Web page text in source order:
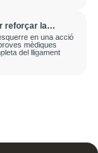
reforçar la
lesió que ha
en una acció
mèdiques
del lligament